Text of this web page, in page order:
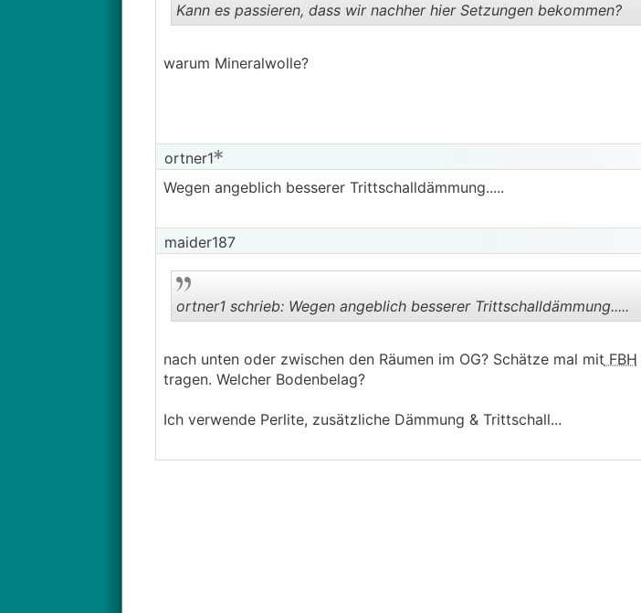
Kann es passieren, dass wir nachher hier Setzungen bekommen?
warum Mineralwolle?
ortner1
Wegen angeblich besserer Trittschalldämmung.....
maider187
ortner1 schrieb: Wegen angeblich besserer Trittschalldämmung.....
nach unten oder zwischen den Räumen im OG? Schätze mal mit FBH
tragen. Welcher Bodenbelag?
Ich verwende Perlite, zusätzliche Dämmung & Trittschall...